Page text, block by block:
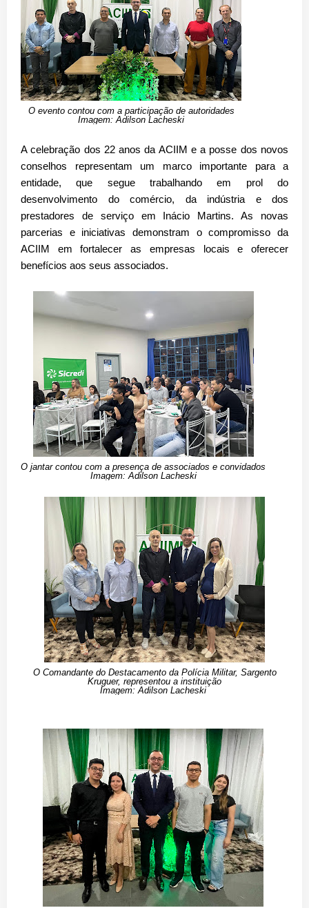
O evento contou com a participação de autoridades
Imagem: Adilson Lacheski
A celebração dos 22 anos da ACIIM e a posse dos novos
conselhos representam um marco importante para a
entidade, que segue trabalhando em prol do
desenvolvimento do comércio, da indústria e dos
prestadores de serviço em Inácio Martins. As novas
parcerias e iniciativas demonstram o compromisso da
ACIIM em fortalecer as empresas locais e oferecer
benefícios aos seus associados.
O jantar contou com a presença de associados e convidados
Imagem: Adilson Lacheski
O Comandante do Destacamento da Polícia Militar, Sargento
Kruguer, representou a instituição
Imagem: Adilson Lacheski